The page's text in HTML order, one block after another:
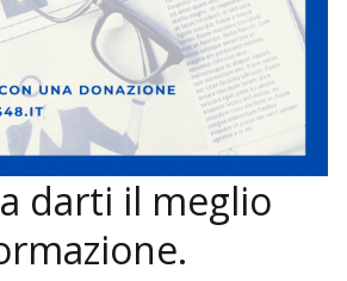
darti il meglio